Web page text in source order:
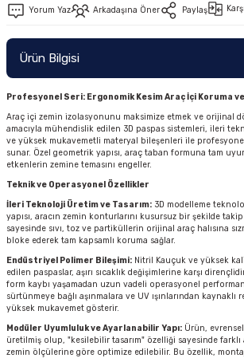
Yorum Yaz Arkadaşına Öner Paylaş
Ürün Bilgisi
Profesyonel Seri: Ergonomik Kesim Araç İçi Koruma
Araç içi zemin izolasyonunu maksimize etmek ve orijinal
amacıyla mühendislik edilen 3D paspas sistemleri, ileri
ve yüksek mukavemetli materyal bileşenleri ile
sunar. Özel geometrik yapısı, araç taban formuna tam
etkenlerin zemine temasını engeller.
Teknik ve Operasyonel Özellikler
İleri Teknoloji Üretim ve Tasarım: 3D modelleme
yapısı, aracın zemin konturlarını kusursuz bir şekilde
sayesinde sıvı, toz ve partiküllerin orijinal araç halısına
bloke ederek tam kapsamlı koruma sağlar.
Endüstriyel Polimer Bileşimi: Nitril Kauçuk ve yüksek
edilen paspaslar, aşırı sıcaklık değişimlerine karşı
form kaybı yaşamadan uzun vadeli operasyonel
sürtünmeye bağlı aşınmalara ve UV ışınlarından kaynaklı
yüksek mukavemet gösterir.
Modüler Uyumluluk ve Ayarlanabilir Yapı: Ürün,
üretilmiş olup, "kesilebilir tasarım" özelliği sayesinde
zemin ölçülerine göre optimize edilebilir. Bu özellik, montaj